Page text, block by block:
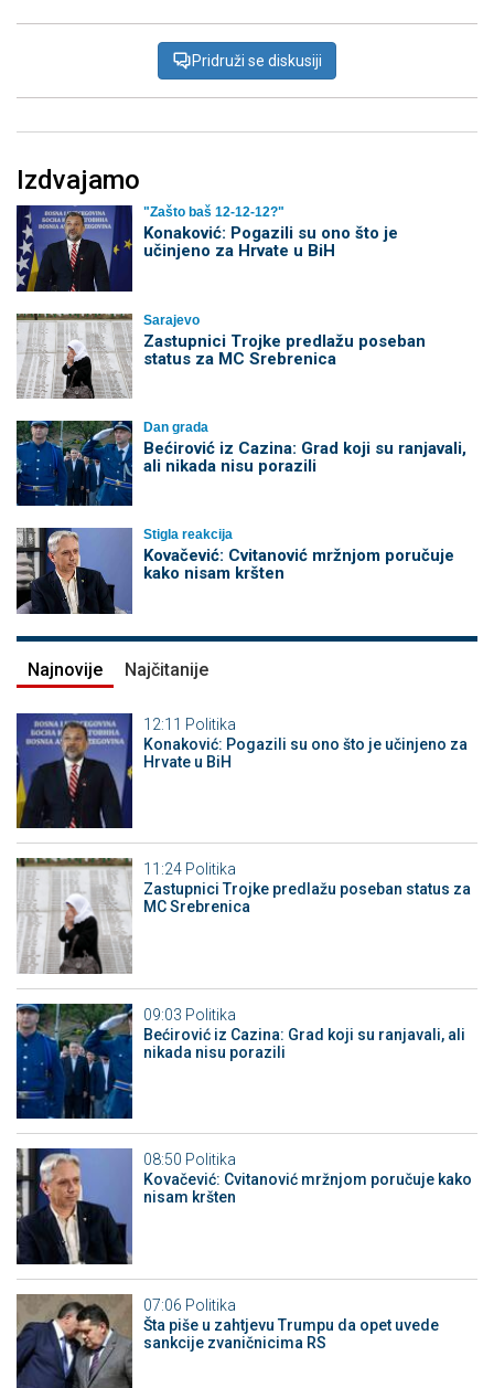
Pridruži se diskusiji
Izdvajamo
"Zašto baš 12-12-12?"
Konaković: Pogazili su ono što je
učinjeno za Hrvate u BiH
Sarajevo
Zastupnici Trojke predlažu poseban
status za MC Srebrenica
Dan grada
Bećirović iz Cazina: Grad koji su ranjavali,
ali nikada nisu porazili
Stigla reakcija
Kovačević: Cvitanović mržnjom poručuje
kako nisam kršten
Najnovije Najčitanije
12:11 Politika
Konaković: Pogazili su ono što je učinjeno za
Hrvate u BiH
11:24 Politika
Zastupnici Trojke predlažu poseban status za
MC Srebrenica
09:03 Politika
Bećirović iz Cazina: Grad koji su ranjavali, ali
nikada nisu porazili
08:50 Politika
Kovačević: Cvitanović mržnjom poručuje kako
nisam kršten
07:06 Politika
Šta piše u zahtjevu Trumpu da opet uvede
sankcije zvaničnicima RS